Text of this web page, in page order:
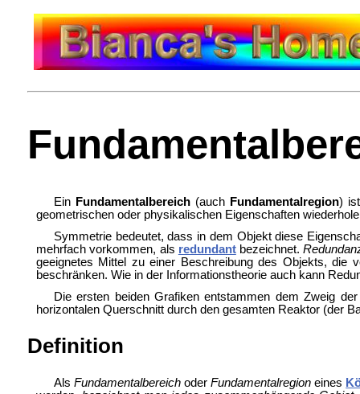
Ein Fundamentalbereich(auch Fundamentalregion)
geometrischen oder physikalischen Eigenschaften
Symmetrie bedeutet, dass in dem Objekt diese
mehrfach vorkommen, als redundantbezeichnet.
geeignetes Mittel zu einer Beschreibung des Objekts,
beschränken. Wie in der Informationstheorie auch kann
Die ersten beiden Grafiken entstammen dem Zweig
horizontalen Querschnitt durch den gesamten Reaktor (der
Definition
Als Fundamentalbereich oderFundamentalregion eines